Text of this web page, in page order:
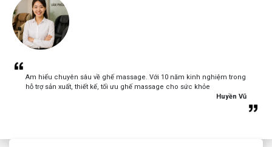
Am hiểu chuyên sâu về ghế massage. Với 10 năm kinh nghiệm trong
hỗ trợ sản xuất, thiết kế, tối ưu ghế massage cho sức khỏe
Huyền Vũ